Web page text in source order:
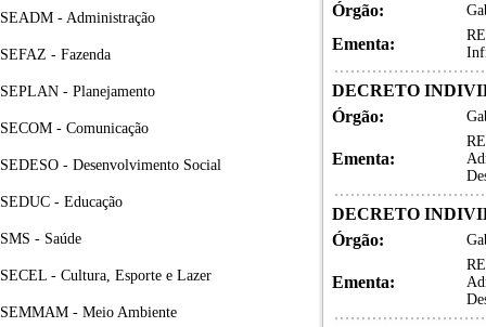
SEADM - Administração
SEFAZ - Fazenda
SEPLAN - Planejamento
SECOM - Comunicação
SEDESO - Desenvolvimento Social
SEDUC - Educação
SMS - Saúde
SECEL - Cultura, Esporte e Lazer
SEMMAM - Meio Ambiente
Órgão:
Ementa:
DECRETO
Órgão:
Ementa:
DECRETO
Órgão:
Ementa: